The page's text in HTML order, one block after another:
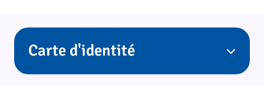
Carte d'identité